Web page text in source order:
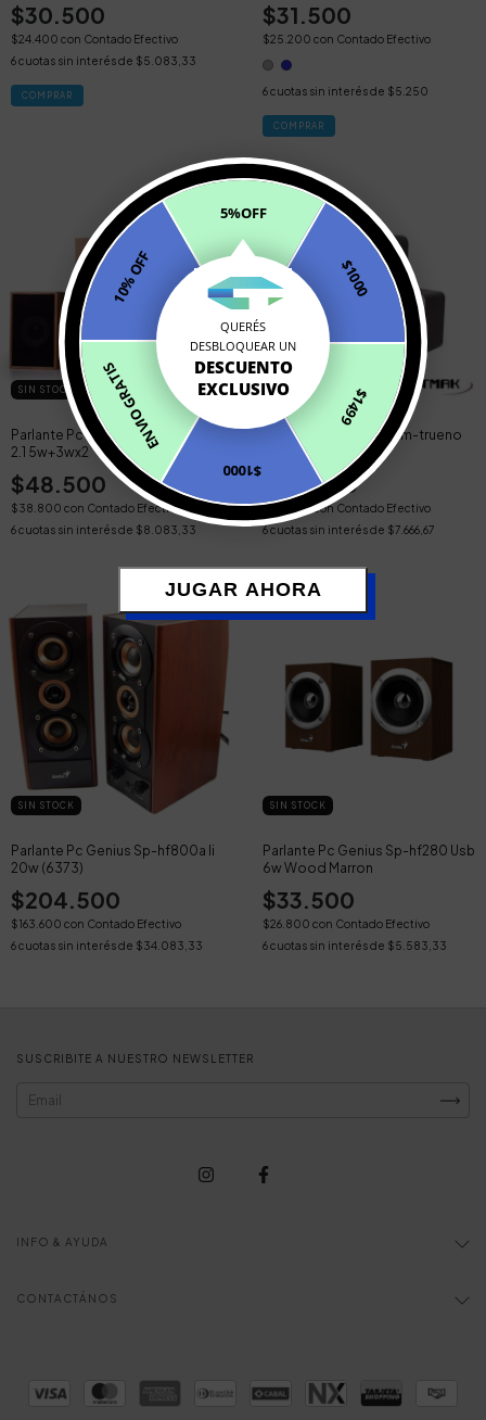
$30.500
$24.400 con Contado Efectivo
6cuotas sin interés de $5.083,33
$31.500
$25.200 con Contado Efectivo
6 cuotas sin interés de $5.250
COMPRAR
SIN STOCK
Parlante Pc Uef Yst-2202 S-096
2.1 5w+3wx2
$48.500
$38.800 con Contado Efectivo
6cuotas sin interés de $8.083,33
SIN STOCK
Parlante Pc Netmak Nm-trueno
2.1 Blanco
$46.000
$36.800con Contado Efectivo
6 cuotas sin interés de $7.666,67
SIN STOCK
Parlante Pc Genius Sp-hf800a Ii
20w (6373)
$204.500
$163.600 con Contado Efectivo
6cuotas sin interés de $34.083,33
SIN STOCK
Parlante Pc Genius Sp-hf280 Usb
6w Wood Marron
$33.500
$26.800 con Contado Efectivo
6 cuotas sin interés de $5.583,33
SUSCRIBITE A NUESTRO NEWSLETTER
INFO & AYUDA
CONTACTÁNOS
QUERÉS
DESBLOQUEAR UN
DESCUENTO
EXCLUSIVO
5%OFF
$1000
$1499
$1000
ENVIO GRATIS
10% OFF
JUGAR AHORA